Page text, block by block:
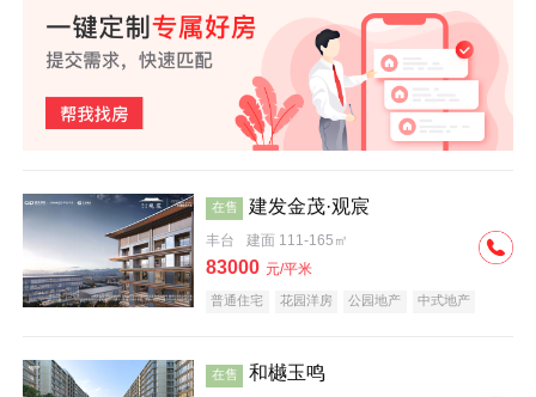
在售 建发金茂·观宸
丰台 建面 111-165㎡
83000 元/平米
普通住宅 花园洋房 公园地产
中式地产
在售 和樾玉鸣